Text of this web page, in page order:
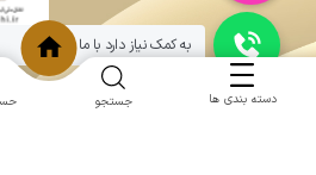
دسته بندی ها جستجو
به کمک نیاز دارد با ما چت کنید